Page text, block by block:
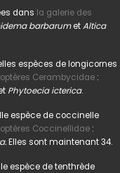
dans la galerie des
barbarumetAltica
espèces de longicornes
Cerambycidae :
Phytoecia icterica.
espèce de coccinelle
Coccinellidae :
Elles sont maintenant 34.
espèce de tenthrède